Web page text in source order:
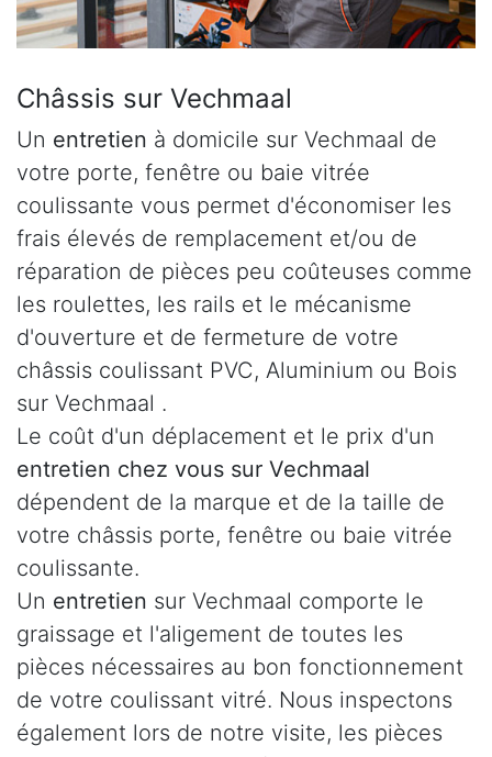
Châssis sur Vechmaal
Un entretien à domicile sur Vechmaal de
votre porte, fenêtre ou baie vitrée
coulissante vous permet d'économiser les
frais élevés de remplacement et/ou de
réparation de pièces peu coûteuses comme
les roulettes, les rails et le mécanisme
d'ouverture et de fermeture de votre
châssis coulissant PVC, Aluminium ou Bois
sur Vechmaal .
Le coût d'un déplacement et le prix d'un
entretien chez vous sur Vechmaal
dépendent de la marque et de la taille de
votre châssis porte, fenêtre ou baie vitrée
coulissante.
Un entretien sur Vechmaal comporte le
graissage et l'aligement de toutes les
pièces nécessaires au bon fonctionnement
de votre coulissant vitré. Nous inspectons
également lors de notre visite, les pièces